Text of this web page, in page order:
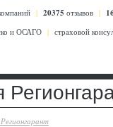
| 20375 отзывов |
и ОСАГО | страховой